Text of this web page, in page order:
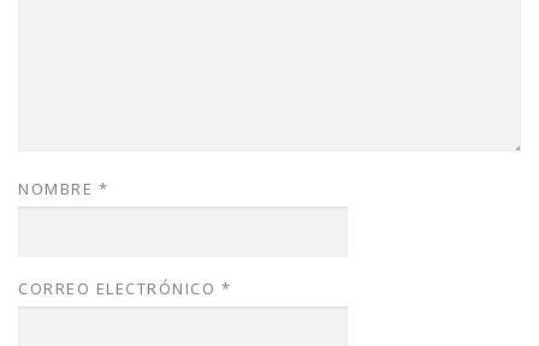
NOMBRE *
CORREO ELECTRÓNICO *